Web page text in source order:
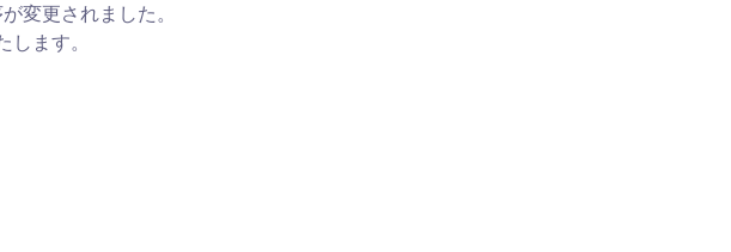
変更されました。
ます。